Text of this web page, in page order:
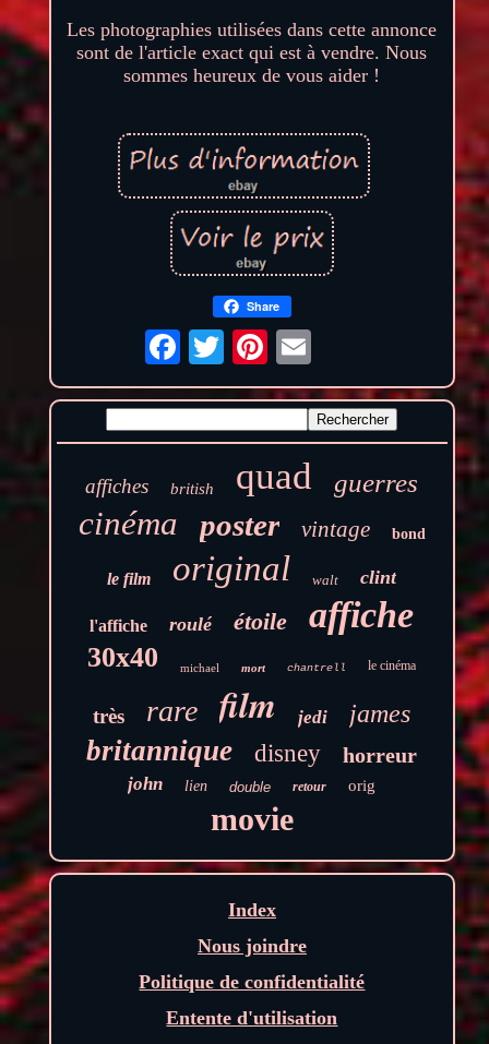
Les photographies utilisées dans cette annonce
sont de l'article exact qui est à vendre. Nous
sommes heureux de vous aider !
Share
affiches british quad guerres
cinéma poster vintage bond
le film original walt clint
l'affiche roulé étoile affiche
30x40 michael mort chantrell le cinéma
très rare film jedi james
britannique disney horreur
john lien double retour orig
movie
Index
Nous joindre
Politique de confidentialité
Entente d'utilisation